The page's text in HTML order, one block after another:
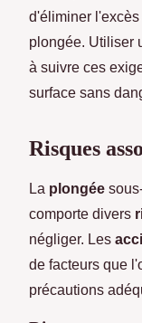
d'éliminer
plongée. Utiliser
à suivre ces
surface sans
Risques
La plongée
comporte divers
négliger. Les
de facteurs que
précautions